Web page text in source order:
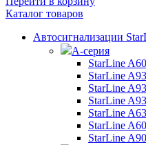
Каталог товаров
Автосигнализации
А-серия
StarLine
StarLine
StarLine
StarLine
StarLine
StarLine
StarLine